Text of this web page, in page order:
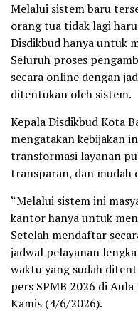
Melalui sistem baru
orang tua tidak lagi
Disdikbud hanya untuk
Seluruh proses
secara online dengan
ditentukan oleh sistem.
Kepala Disdikbud Kota
mengatakan kebijakan
transformasi layanan
transparan, dan mudah
“Melalui sistem ini
kantor hanya untuk
Setelah mendaftar
jadwal pelayanan
waktu yang sudah
pers SPMB 2026 di
Kamis (4/6/2026).